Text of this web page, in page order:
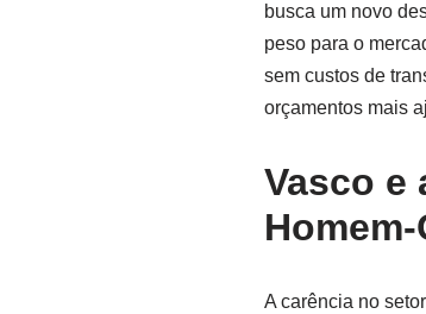
busca um novo
peso para o
sem custos de
orçamentos mais
Vasco e
A carência no